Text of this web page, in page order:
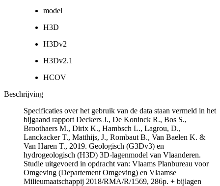
model
H3D
H3Dv2
H3Dv2.1
HCOV
Beschrijving
Specificaties over het gebruik van de data staan vermeld in het
bijgaand rapport Deckers J., De Koninck R., Bos S.,
Broothaers M., Dirix K., Hambsch L., Lagrou, D.,
Lanckacker T., Matthijs, J., Rombaut B., Van Baelen K. &
Van Haren T., 2019. Geologisch (G3Dv3) en
hydrogeologisch (H3D) 3D-lagenmodel van Vlaanderen.
Studie uitgevoerd in opdracht van: Vlaams Planbureau voor
Omgeving (Departement Omgeving) en Vlaamse
Milieumaatschappij 2018/RMA/R/1569, 286p. + bijlagen